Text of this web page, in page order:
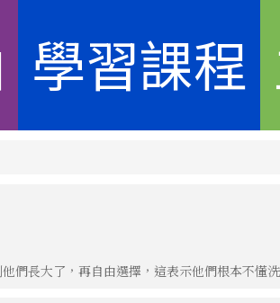
學習課程
們長大了，再自由選擇，這表示他們根本不懂